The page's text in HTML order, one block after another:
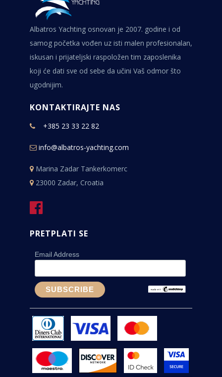
Albatros Yachting osnovan je 2007. godine i od
samog početka vođen uz isti malen profesionalan,
iskusan i prijateljski raspoložen tim zaposlenika
koji će dati sve od sebe da učini Vaš odmor što
ugodnijim.
KONTAKTIRAJTE NAS
+385 23 33 22 82
info@albatros-yachting.com
Marina Zadar Tankerkomerc
23000 Zadar, Croatia
PRETPLATI SE
Email Address